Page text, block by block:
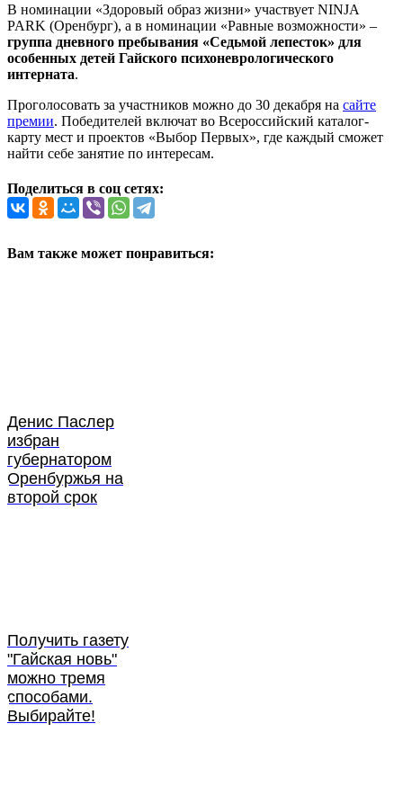
В номинации «Здоровый образ жизни» участвует NINJA
PARK (Оренбург), а в номинации «Равные возможности» –
группа дневного пребывания «Седьмой лепесток» для
особенных детей Гайского психоневрологического
интерната.
Проголосовать за участников можно до 30 декабря на сайте
премии. Победителей включат во Всероссийский каталог-
карту мест и проектов «Выбор Первых», где каждый сможет
найти себе занятие по интересам.
Поделиться в соц сетях:
Вам также может понравиться:
Денис Паслер
избран
губернатором
Оренбуржья на
второй срок
Получить газету
"Гайская новь"
можно тремя
способами.
Выбирайте!